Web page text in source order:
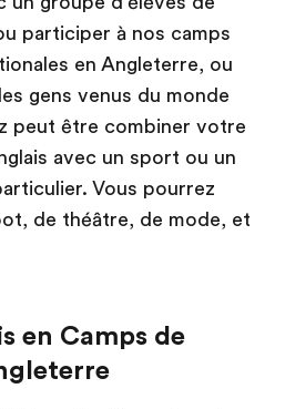
participer à nos camps
en Angleterre, ou
gens venus du monde
peut être combiner votre
avec un sport ou un
Vous pourrez
de théâtre, de mode, et
en Camps de